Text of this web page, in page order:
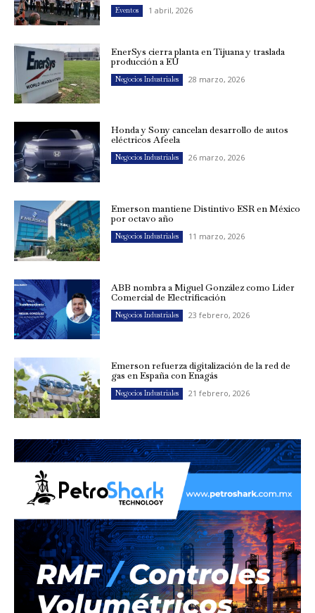
Eventos 1 abril, 2026
EnerSys cierra planta en Tijuana y traslada
producción a EU
Negocios Industriales 28 marzo, 2026
Honda y Sony cancelan desarrollo de autos
eléctricos Afeela
Negocios Industriales 26 marzo, 2026
Emerson mantiene Distintivo ESR en México
por octavo año
Negocios Industriales 11 marzo, 2026
ABB nombra a Miguel González como Líder
Comercial de Electrificación
Negocios Industriales 23 febrero, 2026
Emerson refuerza digitalización de la red de
gas en España con Enagás
Negocios Industriales 21 febrero, 2026